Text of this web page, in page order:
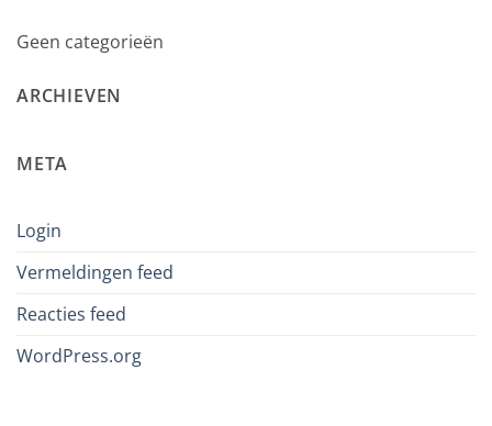
Geen categorieën
ARCHIEVEN
META
Login
Vermeldingen feed
Reacties feed
WordPress.org